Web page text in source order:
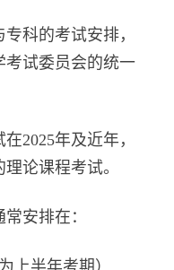
科的考试安排，
考试委员会的统一
2025年及近年，
论课程考试。
安排在：
半年考期）